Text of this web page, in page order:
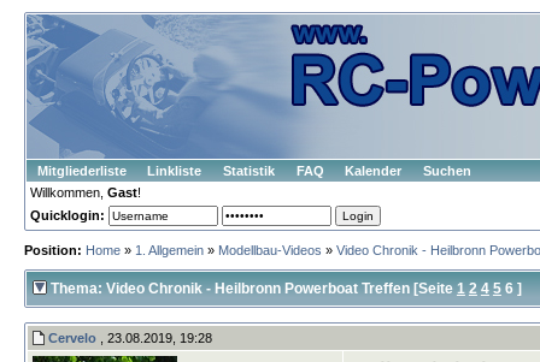
Mitgliederliste Linkliste Statistik FAQ Kalender
Suchen
Willkommen, Gast!
Quicklogin:
Position: Home » 1. Allgemein » Modellbau-Videos » Video Chronik - Heilbronn
Thema: Video Chronik - Heilbronn Powerboat Treffen[Seite 1 2 4 56 ]
Cervelo , 23.08.2019, 19:28